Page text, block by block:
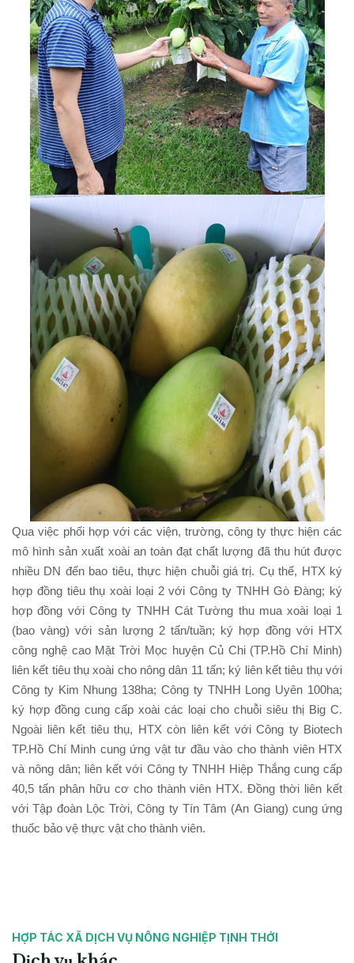
Qua việc phối hợp với các viện, trường, công ty thực hiện các
mô hình sản xuất xoài an toàn đạt chất lượng đã thu hút được
nhiều DN đến bao tiêu, thực hiện chuỗi giá trị. Cụ thể, HTX ký
hợp đồng tiêu thụ xoài loại 2 với Công ty TNHH Gò Đàng; ký
hợp đồng với Công ty TNHH Cát Tường thu mua xoài loại 1
(bao vàng) với sản lượng 2 tấn/tuần; ký hợp đồng với HTX
công nghệ cao Mặt Trời Mọc huyện Củ Chi (TP.Hồ Chí Minh)
liên kết tiêu thụ xoài cho nông dân 11 tấn; ký liên kết tiêu thụ với
Công ty Kim Nhung 138ha; Công ty TNHH Long Uyên 100ha;
ký hợp đồng cung cấp xoài các loại cho chuỗi siêu thị Big C.
Ngoài liên kết tiêu thụ, HTX còn liên kết với Công ty Biotech
TP.Hồ Chí Minh cung ứng vật tư đầu vào cho thành viên HTX
và nông dân; liên kết với Công ty TNHH Hiệp Thắng cung cấp
40,5 tấn phân hữu cơ cho thành viên HTX. Đồng thời liên kết
với Tập đoàn Lộc Trời, Công ty Tín Tâm (An Giang) cung ứng
thuốc bảo vệ thực vật cho thành viên.
HỢP TÁC XÃ DỊCH VỤ NÔNG NGHIỆP TỊNH THỚI